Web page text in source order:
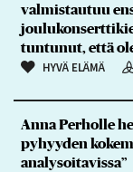
valmistautuu
tuntunut, että
HYVÄ ELÄMÄ
Anna Perholle
pyhyyden
analysoitavissa”